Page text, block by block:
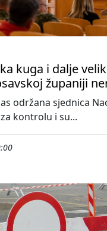
kuga i dalje
županiji
održana sjednica
kontrolu i su...